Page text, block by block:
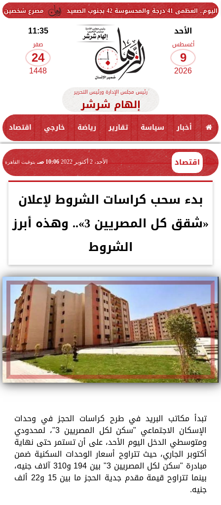
مصرع شخصين وإصابة 6 آخرين في حادث تصادم بطريق العلمين
الأحد
أغسطس
9
2026
11:35
صفر
24
1448
رئيس مجلس الإدارة ورئيس التحرير
إلهام شرشر
أخبار سياسة تقارير رياضة خارجي اقتصاد
اقتصاد الأحد، 2 أكتوبر 2022 10:06 صـ بتوقيت القاهرة
بدء سحب كراسات الشروط لإعلان
«شقق كل المصريين 3».. وهذه أبرز
الشروط
تبدأ مكاتب البريد في طرح كراسات الحجز في وحدات
الإسكان الاجتماعي "سكن لكل المصريين 3"، لمحدودي
ومتوسطي الدخل اليوم الأحد، على أن تستمر حتى نهاية
أكتوبر الجاري، حيث تتراوح أسعار الوحدات السكنية ضمن
مبادرة "سكن لكل المصريين 3" بين 194 و310 آلاف جنيه،
بينما تتراوح قيمة مقدم جدية الحجز ما بين 15 و22 ألف
جنيه.